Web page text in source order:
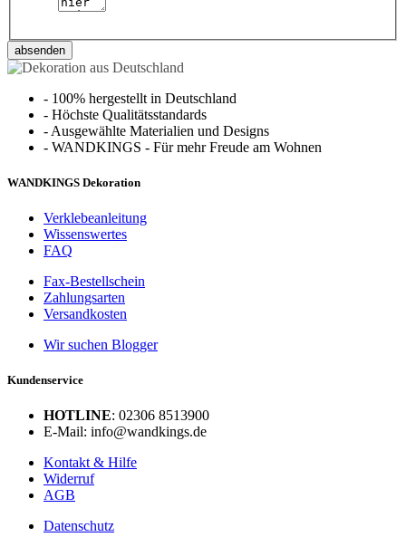
absenden
- 100% hergestellt in Deutschland
- Höchste Qualitätsstandards
- Ausgewählte Materialien und Designs
- WANDKINGS - Für mehr Freude am Wohnen
WANDKINGS Dekoration
Verklebeanleitung
Wissenswertes
FAQ
Fax-Bestellschein
Zahlungsarten
Versandkosten
Wir suchen Blogger
Kundenservice
HOTLINE: 02306 8513900
E-Mail: info@wandkings.de
Kontakt & Hilfe
Widerruf
AGB
Datenschutz